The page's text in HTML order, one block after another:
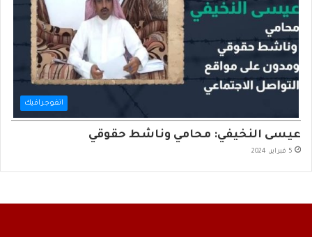
انفوجرافيك
عيسى النخيفي: محامي وناشط حقوقي
5 فبراير، 2024